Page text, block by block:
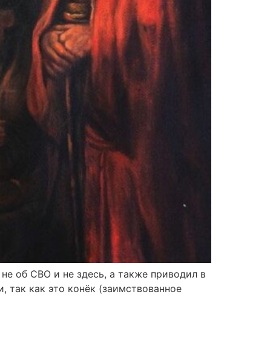
об СВО и не здесь, а также приводил в
так как это конёк (заимствованное